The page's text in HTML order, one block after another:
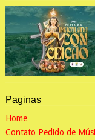
Paginas
Home
Contato Pedido de